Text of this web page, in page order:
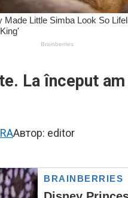
La început
Автор: editor